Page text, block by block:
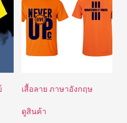
เสื้อลาย ภาษาอังกฤษ
ดูสินค้า